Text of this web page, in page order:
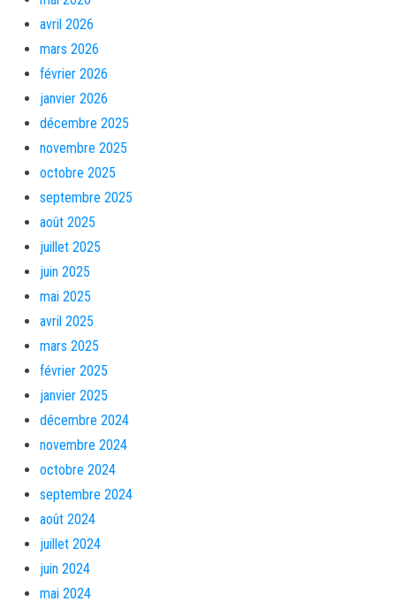
avril 2026
mars 2026
février 2026
janvier 2026
décembre 2025
novembre 2025
octobre 2025
septembre 2025
août 2025
juillet 2025
juin 2025
mai 2025
avril 2025
mars 2025
février 2025
janvier 2025
décembre 2024
novembre 2024
octobre 2024
septembre 2024
août 2024
juillet 2024
juin 2024
mai 2024